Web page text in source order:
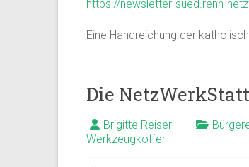
https://newsletter-sued.renn-
Eine Handreichung der
Die
Brigitte Reiser
Werkzeugkoffer